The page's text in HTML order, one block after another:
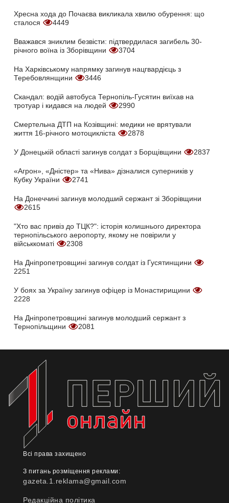
Хресна хода до Почаєва викликала хвилю обурення: що
сталося
4449
Вважався зниклим безвісти: підтвердилася загибель 30-
річного воїна із Зборівщини
3704
На Харківському напрямку загинув нацгвардієць з
Теребовлянщини
3446
Скандал: водій автобуса Тернопіль-Гусятин виїхав на
тротуар і кидався на людей
2990
Смертельна ДТП на Козівщині: медики не врятували
життя 16-річного мотоцикліста
2878
У Донецькій області загинув солдат з Борщівщини 2837
«Агрон», «Дністер» та «Нива» дізналися суперників у
Кубку України
2741
На Донеччині загинув молодший сержант зі Зборівщини
2615
"Хто вас привіз до ТЦК?": історія колишнього директора
тернопільського аеропорту, якому не повірили у
військкоматі
2308
На Дніпропетровщині загинув солдат із Гусятинщини
2251
У боях за Україну загинув офіцер із Монастирищини
2228
На Дніпропетровщині загинув молодший сержант з
Тернопільщини
2081
Всі права захищено
З питань розміщення реклами:
gazeta.1.reklama@gmail.com
Редакційна політика